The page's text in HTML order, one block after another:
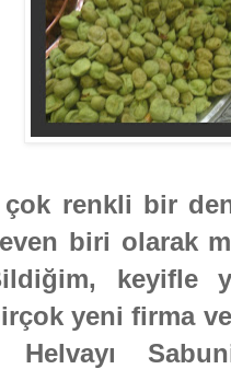
çok renkli bir
biri olarak
keyifle
yeni firma
Helvayı